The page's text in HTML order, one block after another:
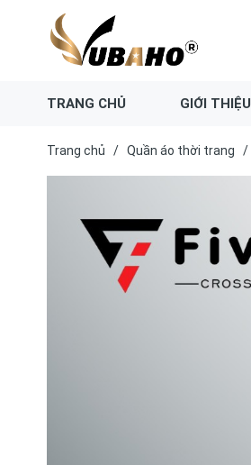
TRANG CHỦ GIỚI THIỆU
Trang chủ / Quần áo thời trang /